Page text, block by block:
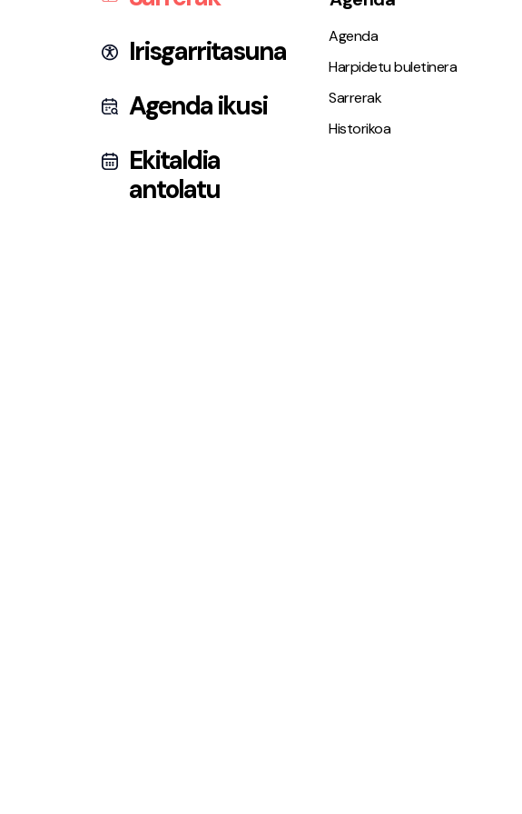
Irisgarritasuna
Agenda ikusi
Ekitaldia
antolatu
Agenda
Harpidetu buletinera
Sarrerak
Historikoa